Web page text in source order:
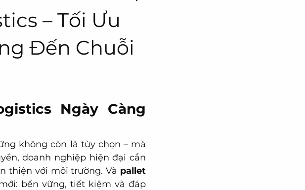
– Tối Ưu
Đến Chuỗi
Ngày Càng
không còn là tùy chọn – mà
doanh nghiệp hiện đại cần
thiện với môi trường. Và pallet
bền vững, tiết kiệm và đáp